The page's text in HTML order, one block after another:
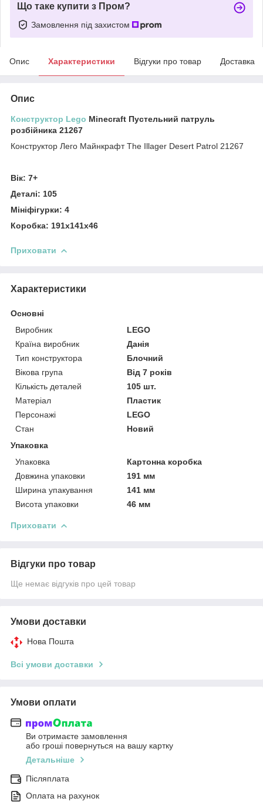
Що таке купити з Пром?
Замовлення під захистом
Опис Характеристики Відгуки про товар Доставка
Опис
Конструктор Lego Minecraft Пустельний патруль
розбійника 21267
Конструктор Лего Майнкрафт The Illager Desert Patrol 21267
Вік: 7+
Деталі: 105
Мініфігурки: 4
Коробка: 191х141х46
Приховати
Характеристики
Основні
Виробник
LEGO
Країна виробник
Данія
Тип конструктора
Блочний
Вікова група
Від 7 років
Кількість деталей
105 шт.
Матеріал
Пластик
Персонажі
LEGO
Стан
Новий
Упаковка
Упаковка
Картонна коробка
Довжина упаковки
191 мм
Ширина упакування
141 мм
Висота упаковки
46 мм
Приховати
Відгуки про товар
Ще немає відгуків про цей товар
Умови доставки
Нова Пошта
Всі умови доставки
Умови оплати
Ви отримаєте замовлення
або гроші повернуться на вашу картку
Детальніше
Післяплата
Оплата на рахунок